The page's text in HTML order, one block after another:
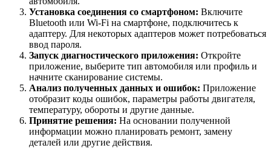
Установка соединения со смартфоном: Включите
Bluetooth или Wi-Fi на смартфоне, подключитесь к
адаптеру. Для некоторых адаптеров может потребоваться
ввод пароля.
Запуск диагностического приложения: Откройте
приложение, выберите тип автомобиля или профиль и
начните сканирование системы.
Анализ полученных данных и ошибок: Приложение
отобразит коды ошибок, параметры работы двигателя,
температуру, обороты и другие данные.
Принятие решения: На основании полученной
информации можно планировать ремонт, замену
деталей или другие действия.